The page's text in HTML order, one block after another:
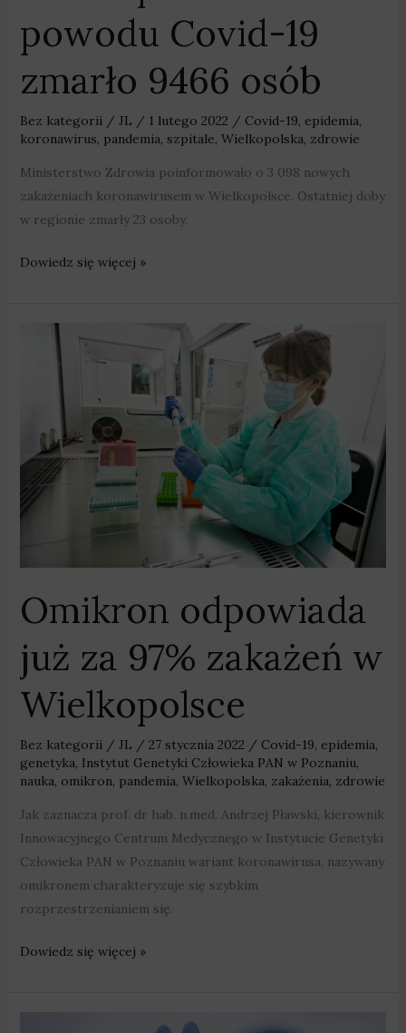
powodu Covid-19
zmarło 9466 osób
Bez kategorii/ JL / 1 lutego 2022 / Covid-19, epidemia,
koronawirus, pandemia, szpitale, Wielkopolska, zdrowie
Ministerstwo Zdrowia poinformowało o 3 098 nowych
zakażeniach koronawirusem w Wielkopolsce. Ostatniej doby
w regionie zmarły 23 osoby.
Dowiedz się więcej »
Omikron odpowiada
już za 97% zakażeń w
Wielkopolsce
Bez kategorii/ JL / 27 stycznia 2022 / Covid-19, epidemia,
genetyka, Instytut Genetyki Człowieka PAN w Poznaniu,
nauka, omikron, pandemia, Wielkopolska, zakażenia, zdrowie
Jak zaznacza prof. dr hab. n.med. Andrzej Pławski, kierownik
Innowacyjnego Centrum Medycznego w Instytucie Genetyki
Człowieka PAN w Poznaniu wariant koronawirusa, nazywany
omikronem charakteryzuje się szybkim
rozprzestrzenianiem się.
Omikron
odpowiada
zakażeń
Wielkopolsce
Dowiedz się więcej »